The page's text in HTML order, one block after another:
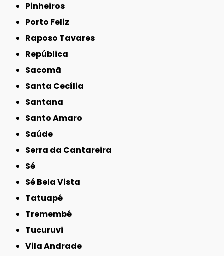
Pinheiros
Porto Feliz
Raposo Tavares
República
Sacomã
Santa Cecília
Santana
Santo Amaro
Saúde
Serra da Cantareira
Sé
Sé Bela Vista
Tatuapé
Tremembé
Tucuruvi
Vila Andrade